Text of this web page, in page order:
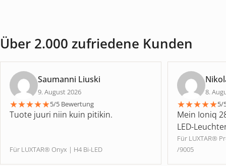
Über 2.000 zufriedene Kunden
Saumanni Liuski
9. August 2026
★★★★★5/5 Bewertung
Tuote juuri niin kuin pitikin.
Für LUXTAR® Onyx | H4 Bi-LED
8.
★★★★★5/
Mein Ioniq
LED-
Für LUXTAR®
/9005